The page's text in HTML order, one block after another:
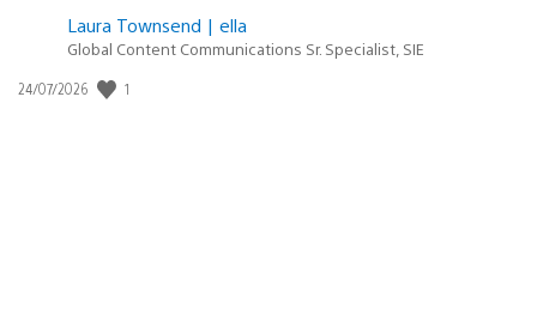
Laura Townsend | ella
Global Content Communications Sr. Specialist, SIE
Fecha
24/07/2026 1